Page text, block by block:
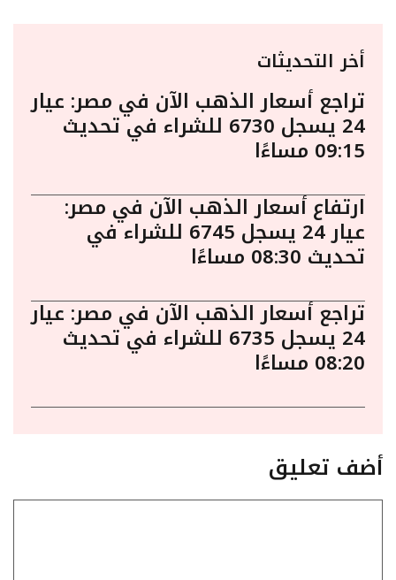
أخر التحديثات
تراجع أسعار الذهب الآن في مصر: عيار
24 يسجل 6730 للشراء في تحديث
09:15 مساءًا
ارتفاع أسعار الذهب الآن في مصر:
عيار 24 يسجل 6745 للشراء في
تحديث 08:30 مساءًا
تراجع أسعار الذهب الآن في مصر: عيار
24 يسجل 6735 للشراء في تحديث
08:20 مساءًا
أضف تعليق